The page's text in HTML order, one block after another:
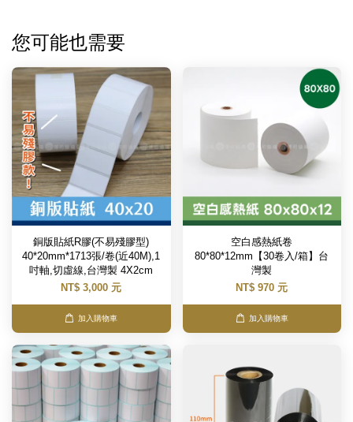
您可能也需要
銅版貼紙R膠(不易殘膠型)
40*20mm*1713張/卷(近40M),1
吋軸,切虛線,台灣製 4X2cm
NT$ 3,000 元
加入購物車
空白感熱紙卷
80*80*12mm【30卷入/箱】台
灣製
NT$ 970 元
加入購物車